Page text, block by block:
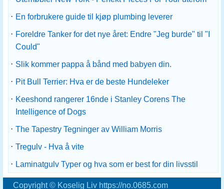
· En forbrukere guide til kjøp plumbing leverer
· Foreldre Tanker for det nye året: Endre "Jeg burde" til "I
Could"
· Slik kommer pappa å bånd med babyen din.
· Pit Bull Terrier: Hva er de beste Hundeleker
· Keeshond rangerer 16nde i Stanley Corens The
Intelligence of Dogs
· The Tapestry Tegninger av William Morris
· Tregulv - Hva å vite
· Laminatgulv Typer og hva som er best for din livsstil
Copyright © Koselig Liv https://no.0685.com